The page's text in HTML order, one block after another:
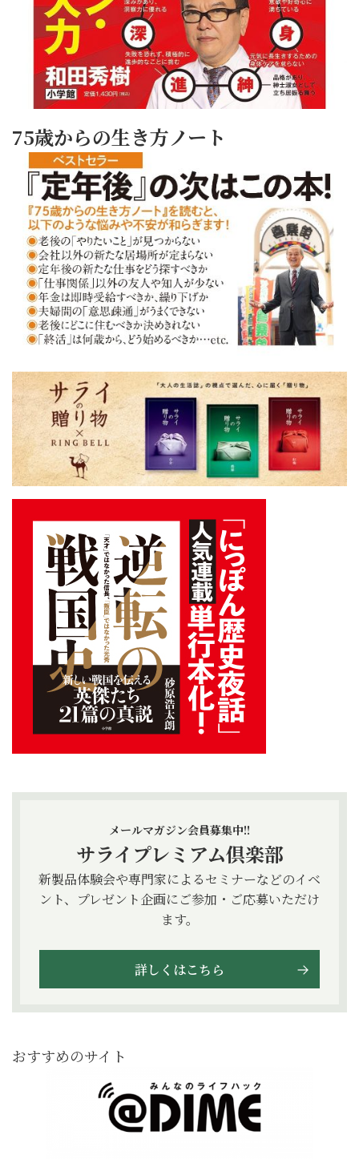
75歳からの生き方ノート
メールマガジン会員募集中!!
サライプレミアム倶楽部
新製品体験会や専門家によるセミナーなどのイベ
ント、プレゼント企画にご参加・ご応募いただけ
ます。
詳しくはこちら
おすすめのサイト